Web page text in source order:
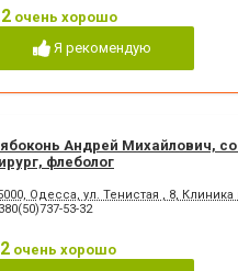
очень хорошо
Я рекомендую
Андрей Михайлович,
флеболог
Одесса, ул. Тенистая , 8,
53-32
очень хорошо